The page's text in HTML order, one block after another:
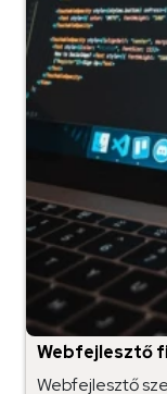
Webfejlesztő
Webfejlesztő